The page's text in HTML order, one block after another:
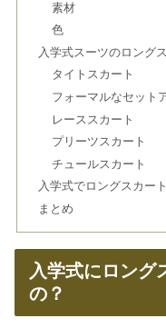
素材
色
入学式スーツのロング
タイトスカート
フォーマルなセット
レーススカート
プリーツスカート
チュールスカート
入学式でロングスカー
まとめ
入学式にロング
の？